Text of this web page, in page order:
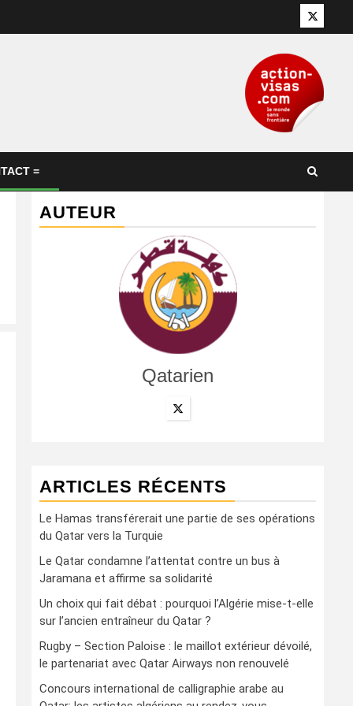
Twitter
=
AUTEUR
Qatarien
ARTICLES RÉCENTS
Le Hamas transférerait une partie de ses opérations
du Qatar vers la Turquie
Le Qatar condamne l’attentat contre un bus à
Jaramana et affirme sa solidarité
Un choix qui fait débat : pourquoi l’Algérie mise-t-elle
sur l’ancien entraîneur du Qatar ?
Rugby – Section Paloise : le maillot extérieur dévoilé,
le partenariat avec Qatar Airways non renouvelé
Concours international de calligraphie arabe au